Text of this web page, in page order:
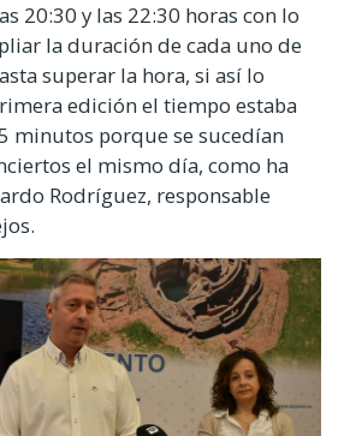
20:30 y las 22:30 horas con lo
la duración de cada uno de
superar la hora, si así lo
edición el tiempo estaba
minutos porque se sucedían
el mismo día, como ha
Rodríguez, responsable